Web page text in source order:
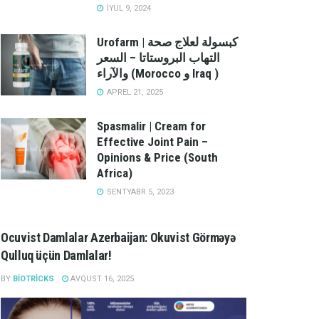
İYUL 9, 2024
Urofarm | كبسولة لعلاج صحة
التهاب البروستاتا – السعر
والآراء (Morocco و Iraq )
APREL 21, 2025
Spasmalir | Cream for
Effective Joint Pain –
Opinions & Price (South
Africa)
SENTYABR 5, 2023
Ocuvist Damlalar Azerbaijan: Okuvist Görməyə
Qulluq üçün Damlalar!
BY BIOTRICKS AVQUST 16, 2025